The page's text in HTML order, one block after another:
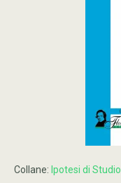
Collane: Ipotesi di Studio